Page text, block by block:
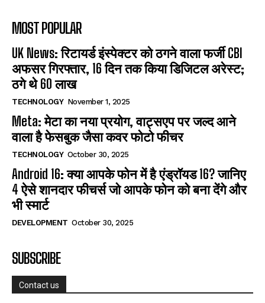
MOST POPULAR
UK News: रिटायर्ड इंस्पेक्टर को ठगने वाला फर्जी CBI
अफसर गिरफ्तार, 16 दिन तक किया डिजिटल अरेस्ट;
ठगे थे 60 लाख
TECHNOLOGY November 1, 2025
Meta: मेटा का नया प्रयोग, वाट्सएप पर जल्द आने
वाला है फेसबुक जैसा कवर फोटो फीचर
TECHNOLOGY October 30, 2025
Android 16: क्या आपके फोन में है एंड्रॉयड 16? जानिए
4 ऐसे शानदार फीचर्स जो आपके फोन को बना देंगे और
भी स्मार्ट
DEVELOPMENT October 30, 2025
SUBSCRIBE
Contact us